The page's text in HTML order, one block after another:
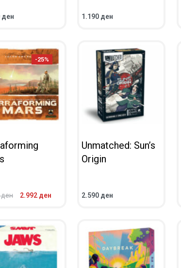
ден 1.190 ден
ВО КОШНИЧКА
-25%
ден 2.992 ден
Unmatched: Sun’s
Origin
2.590 ден
ВО КОШНИЧКА